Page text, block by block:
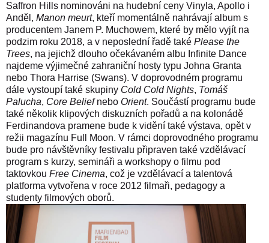
Saffron Hills nominováni na hudební ceny Vinyla, Apollo i
Anděl, Manon meurt, kteří momentálně nahrávají album s
producentem Janem P. Muchowem, které by mělo vyjít na
podzim roku 2018, a v neposlední řadě také Please the
Trees, na jejichž dlouho očekávaném albu Infinite Dance
najdeme výjimečné zahraniční hosty typu Johna Granta
nebo Thora Harrise (Swans). V doprovodném programu
dále vystoupí také skupiny Cold Cold Nights, Tomáš
Palucha, Core Beliefnebo Orient. Součástí programu bude
také několik klipových diskuzních pořadů a na kolonádě
Ferdinandova pramene bude k vidění také výstava, opět v
režii magazínu Full Moon. V rámci doprovodného programu
bude pro návštěvníky festivalu připraven také vzdělávací
program s kurzy, semináři a workshopy o filmu pod
taktovkou Free Cinema, což je vzdělávací a talentová
platforma vytvořena v roce 2012 filmaři, pedagogy a
studenty filmových oborů.